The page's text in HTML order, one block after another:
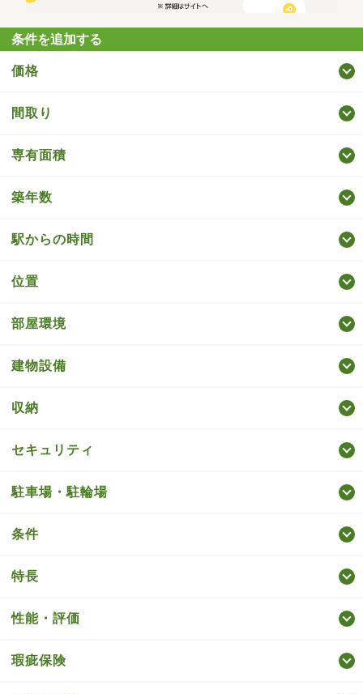
条件を追加する
価格
間取り
専有面積
築年数
駅からの時間
位置
部屋環境
建物設備
収納
セキュリティ
駐車場・駐輪場
条件
特長
性能・評価
瑕疵保険